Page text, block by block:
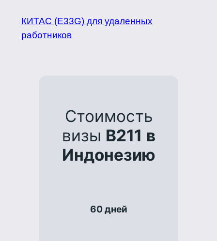
КИТАС (E33G) для удаленных
работников
Стоимость
визы B211 в
Индонезию
60 дней